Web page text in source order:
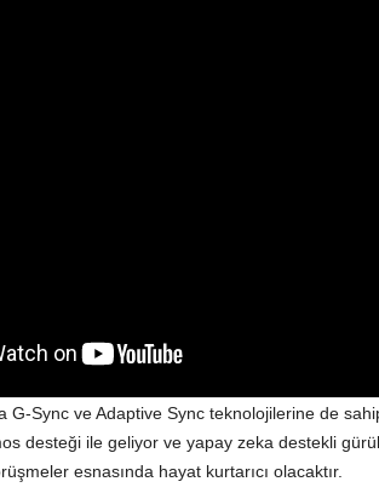
G-Sync ve Adaptive Sync teknolojilerine de
desteği ile geliyor ve yapay zeka destekli
esnasında hayat kurtarıcı olacaktır.